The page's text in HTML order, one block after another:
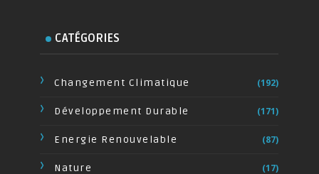
CATÉGORIES
Changement Climatique (192)
Développement Durable (171)
Energie Renouvelable (87)
Nature (17)